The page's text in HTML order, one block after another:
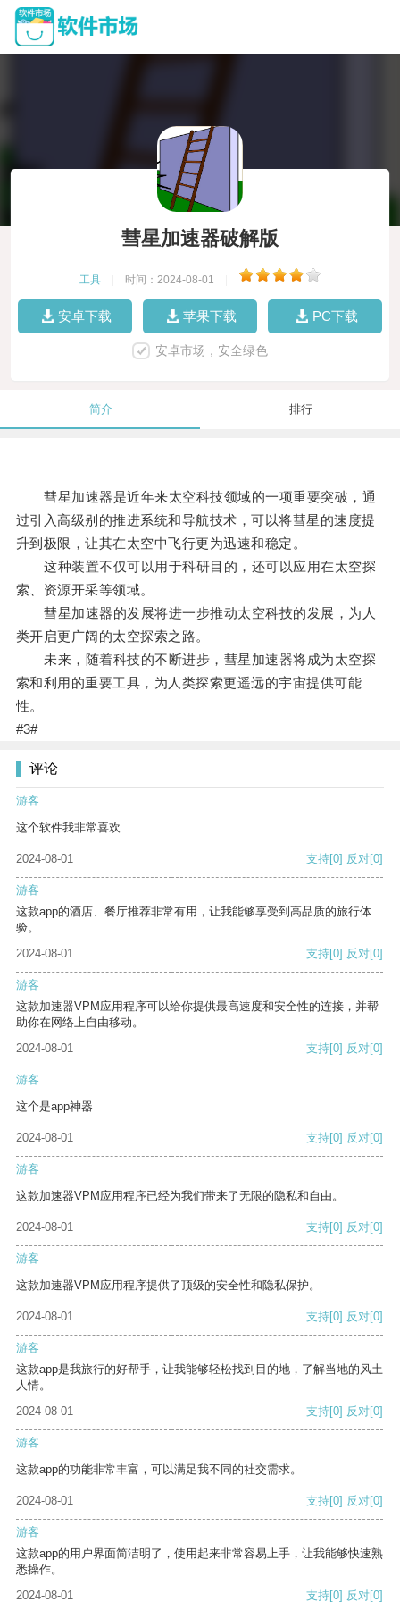
彗星加速器破解版
工具 时间：2024-08-01
安卓下载 苹果下载 PC下载
安卓市场，安全绿色
简介 排行
彗星加速器是近年来太空科技领域的一项重要突破，通
过引入高级别的推进系统和导航技术，可以将彗星的速度提
升到极限，让其在太空中飞行更为迅速和稳定。
这种装置不仅可以用于科研目的，还可以应用在太空探
索、资源开采等领域。
彗星加速器的发展将进一步推动太空科技的发展，为人
类开启更广阔的太空探索之路。
未来，随着科技的不断进步，彗星加速器将成为太空探
索和利用的重要工具，为人类探索更遥远的宇宙提供可能
性。
#3#
评论
游客
这个软件我非常喜欢
2024-08-01 支持[0] 反对[0]
游客
这款app的酒店、餐厅推荐非常有用，让我能够享受到高品质的旅行体
验。
2024-08-01
支持[0] 反对[0]
游客
这款加速器VPM应用程序可以给你提供最高速度和安全性的连接，并帮
助你在网络上自由移动。
2024-08-01
支持[0] 反对[0]
游客
这个是app神器
2024-08-01 支持[0] 反对[0]
游客
这款加速器VPM应用程序已经为我们带来了无限的隐私和自由。
2024-08-01 支持[0] 反对[0]
游客
这款加速器VPM应用程序提供了顶级的安全性和隐私保护。
2024-08-01 支持[0] 反对[0]
游客
这款app是我旅行的好帮手，让我能够轻松找到目的地，了解当地的风土
人情。
2024-08-01
支持[0] 反对[0]
游客
这款app的功能非常丰富，可以满足我不同的社交需求。
2024-08-01 支持[0] 反对[0]
游客
这款app的用户界面简洁明了，使用起来非常容易上手，让我能够快速熟
悉操作。
2024-08-01
支持[0] 反对[0]